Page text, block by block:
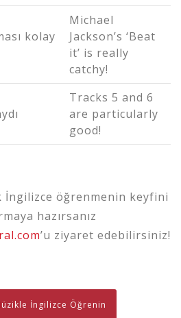
kolay
Michael
Jackson’s ‘Beat
it’ is really
catchy!
Tracks 5 and 6
are particularly
good!
İngilizce öğrenmenin keyfini
hazırsanız
’u ziyaret edebilirsiniz!
İngilizce Öğrenin